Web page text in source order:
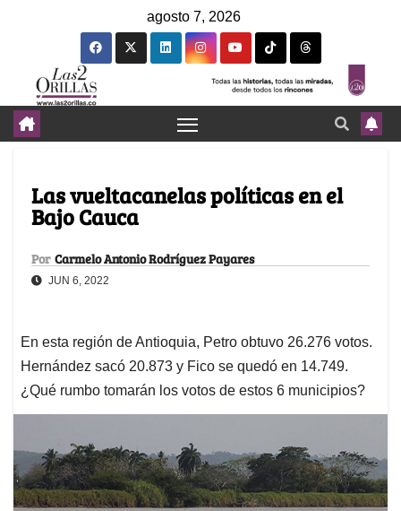
agosto 7, 2026
Las vueltacanelas políticas en el
Bajo Cauca
Por Carmelo Antonio Rodríguez Payares
JUN 6, 2022
En esta región de Antioquia, Petro obtuvo 26.276 votos.
Hernández sacó 20.873 y Fico se quedó en 14.749.
¿Qué rumbo tomarán los votos de estos 6 municipios?